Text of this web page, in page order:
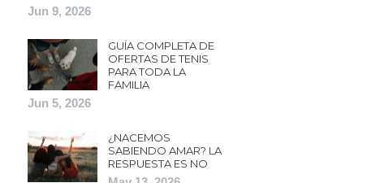
Jun 9, 2026
GUÍA COMPLETA DE
OFERTAS DE TENIS
PARA TODA LA
FAMILIA
Jun 5, 2026
¿NACEMOS
SABIENDO AMAR? LA
RESPUESTA ES NO